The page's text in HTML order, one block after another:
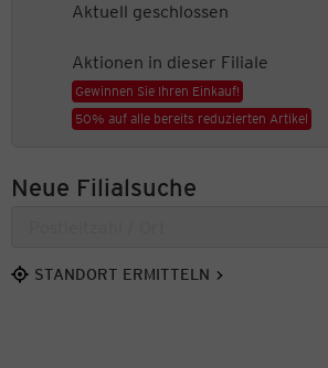
Aktuell geschlossen
Aktionen in dieser Filiale
Gewinnen Sie Ihren Einkauf!
50% auf alle bereits reduzierten Artikel
Neue Filialsuche
STANDORT ERMITTELN